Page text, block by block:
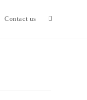
Contact us